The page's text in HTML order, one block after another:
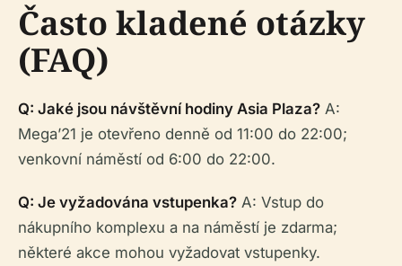
Často kladené otázky
(FAQ)
Q: Jaké jsou návštěvní hodiny Asia Plaza? A:
Mega’21 je otevřeno denně od 11:00 do 22:00;
venkovní náměstí od 6:00 do 22:00.
Q: Je vyžadována vstupenka? A: Vstup do
nákupního komplexu a na náměstí je zdarma;
některé akce mohou vyžadovat vstupenky.